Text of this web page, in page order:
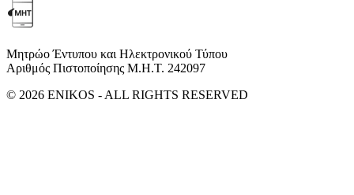
Μητρώο Έντυπου και Ηλεκτρονικού Τύπου
Αριθμός Πιστοποίησης Μ.Η.Τ. 242097
© 2026 ENIKOS - ALL RIGHTS RESERVED